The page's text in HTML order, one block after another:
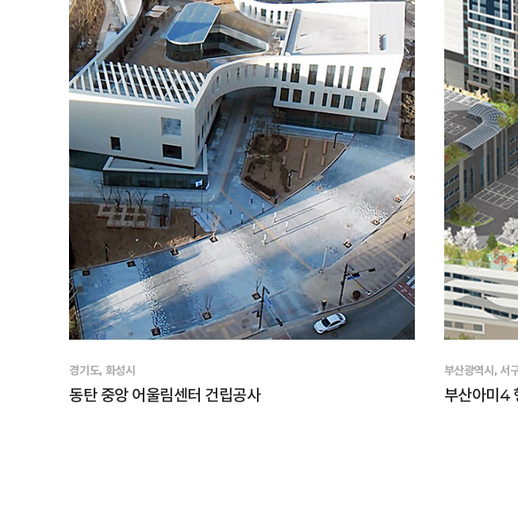
경기도, 화성시
동탄 중앙 어울림센터 건립공사
부산광역시, 서
부산아미4